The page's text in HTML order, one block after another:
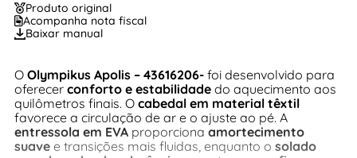
Produto original
Acompanha nota fiscal
Baixar manual
O Olympikus Apolis – 43616206- foi desenvolvido para
oferecer conforto e estabilidade do aquecimento aos
quilômetros finais. O cabedal em material têxtil
favorece a circulação de ar e o ajuste ao pé. A
entressola em EVA proporciona amortecimento
suave e transições mais fluidas, enquanto o solado